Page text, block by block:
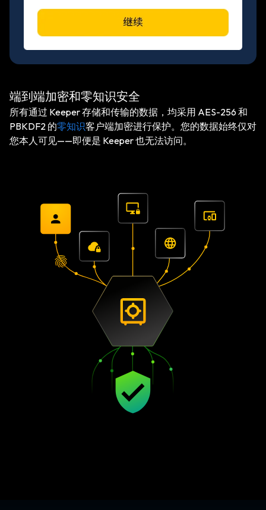
端到端加密和零知识安全
所有通过 Keeper 存储和传输的数据，均采用 AES-256 和
PBKDF2 的零知识客户端加密进行保护。您的数据始终仅对
您本人可见——即便是 Keeper 也无法访问。